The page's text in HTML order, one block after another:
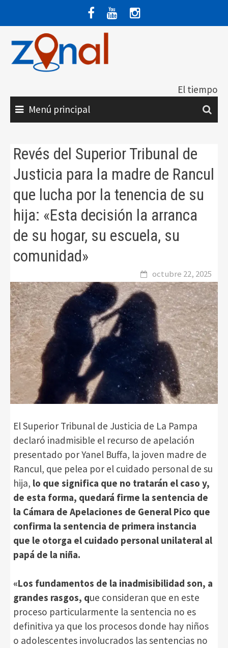
contenido
El tiempo
Menú principal
Revés del Superior Tribunal de
Justicia para la madre de Rancul
que lucha por la tenencia de su
hija: «Esta decisión la arranca
de su hogar, su escuela, su
comunidad»
octubre 22, 2025
El Superior Tribunal de Justicia de La Pampa
declaró inadmisible el recurso de apelación
presentado por Yanel Buffa, la joven madre de
Rancul, que pelea por el cuidado personal de su
hija, lo que significa que no tratarán el caso y,
de esta forma, quedará firme la sentencia de
la Cámara de Apelaciones de General Pico que
confirma la sentencia de primera instancia
que le otorga el cuidado personal unilateral al
papá de la niña.
«Los fundamentos de la inadmisibilidad son, a
grandes rasgos, que consideran que en este
proceso particularmente la sentencia no es
definitiva ya que los procesos donde hay niños
o adolescentes involucrados las sentencias no